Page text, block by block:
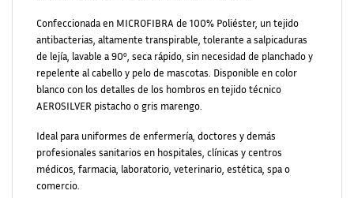
Confeccionada en MICROFIBRA de 100% Poliéster, un tejido
antibacterias, altamente transpirable, tolerante a salpicaduras
de lejía, lavable a 90º, seca rápido, sin necesidad de planchado y
repelente al cabello y pelo de mascotas. Disponible en color
blanco con los detalles de los hombros en tejido técnico
AEROSILVER pistacho o gris marengo.
Ideal para uniformes de enfermería, doctores y demás
profesionales sanitarios en hospitales, clínicas y centros
médicos, farmacia, laboratorio, veterinario, estética, spa o
comercio.